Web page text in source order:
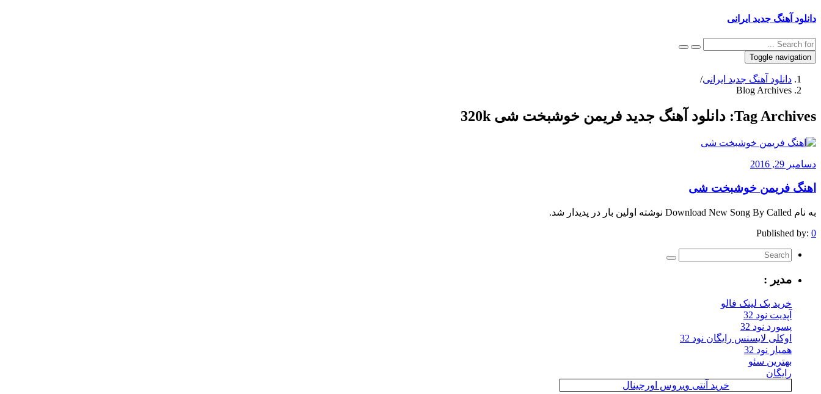
دانلود آهنگ جدید ایرانی
Toggle navigation
دانلود آهنگ جدید ایرانی/
Blog Archives
Tag Archives: دانلود آهنگ جدید فریمن خوشبخت شی 320k
دسامبر 29, 2016
اهنگ فریمن خوشبخت شی
به نام Download New Song By Called نوشته اولین بار در پدیدار شد.
Published by: 0
مدیر :
خرید بک لینک فالو
آپدیت نود 32
پسورد نود 32
اوکلی لایسنس رایگان نود 32
همیار نود 32
بهترین سئو
رایگان
خرید آنتی ویروس اورجینال